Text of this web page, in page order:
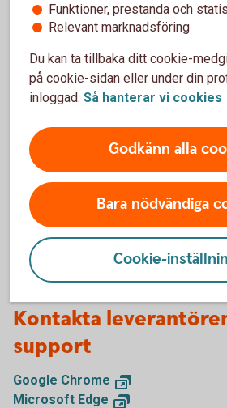
Tänk på att du också behöver ha ett
operativsystem.
Vi rekommenderar inte att du
webbläsare och operativsystem,
stödjer funktionaliteten och
äldre, föråldrade versioner.
Nya versioner av webbläsare testas
säkerställa att de fungerar bra med
Internetbanken, men inte alltid så
släpps.
Kontakta
support
Google Chrome
Microsoft Edge
Funktioner, prestanda och
Relevant marknadsföring
Du kan ta tillbaka ditt cookie-
på cookie-sidan eller under din
inloggad. Så hanterar vi cookies
Godkänn alla
Bara nödvändiga
Cookie-